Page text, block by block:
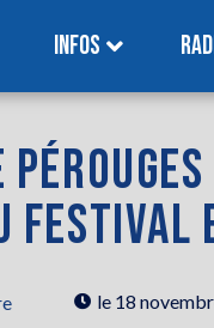
INFOS
le 18